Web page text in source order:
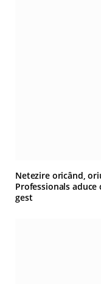
Netezire oricând,
Professionals
gest